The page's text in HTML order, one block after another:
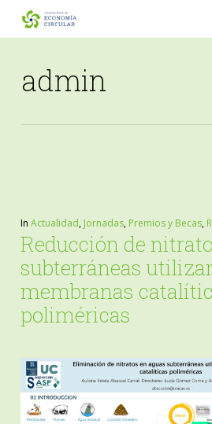
admin
In Actualidad, Jornadas, Premios y Becas,
Reducción de
subterráneas
membranas
poliméricas